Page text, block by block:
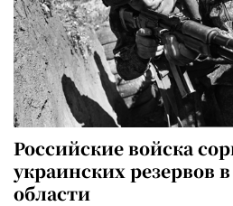
Российские войска
украинских резервов
области